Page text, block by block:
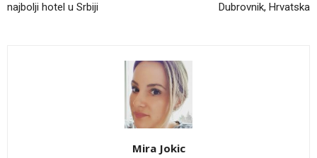
najbolji hotel u Srbiji
Dubrovnik, Hrvatska
Mira Jokic